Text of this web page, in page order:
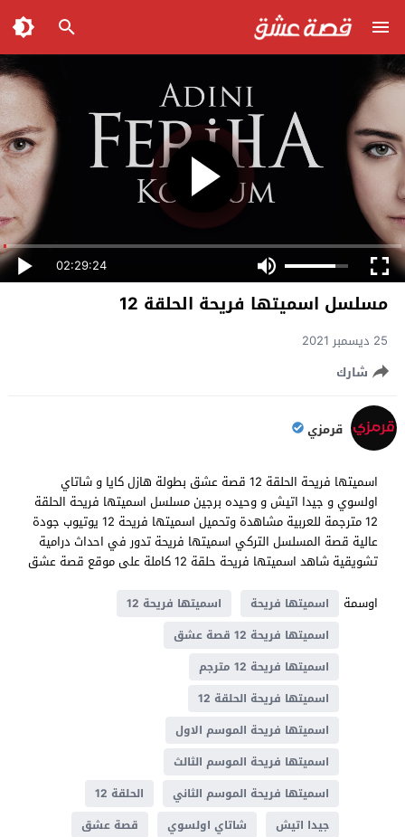
02:29:24
مسلسل اسميتها فريحة الحلقة 12
25 ديسمبر 2021
شارك
قرمزي
اسميتها فريحة الحلقة 12 قصة عشق بطولة هازل كايا و شاتاي
اولسوي و جيدا اتيش و وحيده برجين مسلسل اسميتها فريحة الحلقة
12 مترجمة للعربية مشاهدة وتحميل اسميتها فريحة 12 يوتيوب جودة
عالية قصة المسلسل التركي اسميتها فريحة تدور في احداث درامية
تشويقية شاهد اسميتها فريحة حلقة 12 كاملة على موقع قصة عشق
اوسمة
اسميتها فريحة
اسميتها فريحة 12
اسميتها فريحة 12 قصة عشق
اسميتها فريحة 12 مترجم
اسميتها فريحة الحلقة 12
اسميتها فريحة الموسم الاول
اسميتها فريحة الموسم الثالث
اسميتها فريحة الموسم الثاني
الحلقة 12
جيدا اتيش
شاتاي اولسوي
قصة عشق